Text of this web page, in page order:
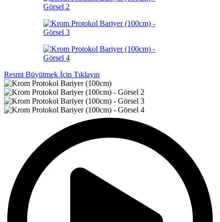
Resmi Büyütmek İçin Tıklayın